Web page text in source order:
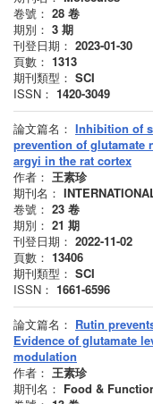
卷號： 28 卷
期別： 3 期
刊登日期： 2023-01-30
頁數： 1313
期刊類型： SCI
ISSN： 1420-3049
論文篇名： Inhibition of
prevention of glutamate
argyi in the rat cortex
作者： 王素珍
期刊名：
卷號： 23 卷
期別： 21 期
刊登日期： 2022-11-02
頁數： 13406
期刊類型： SCI
ISSN： 1661-6596
論文篇名： Rutin
Evidence of glutamate
modulation
作者： 王素珍
期刊名： Food &